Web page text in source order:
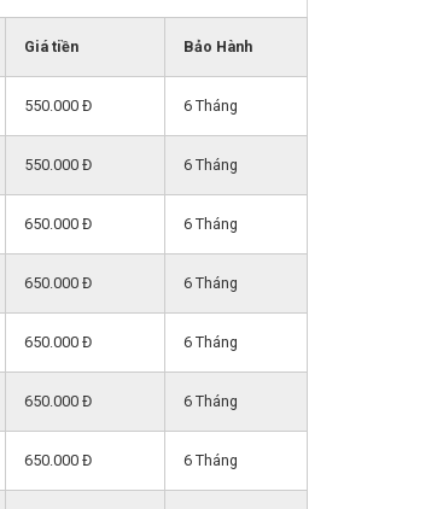
Giá tiền Bảo Hành
550.000 Đ 6 Tháng
550.000 Đ 6 Tháng
650.000 Đ 6 Tháng
650.000 Đ 6 Tháng
650.000 Đ 6 Tháng
650.000 Đ 6 Tháng
650.000 Đ 6 Tháng